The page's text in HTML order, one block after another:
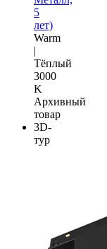
5
лет)
Warm
|
Тёплый
3000
K
Архивный
товар
3D-
тур